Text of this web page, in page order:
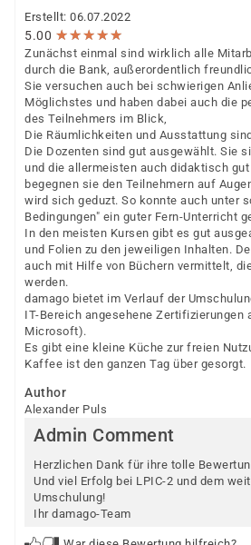
Erstellt: 06.07.2022
5.00 ★★★★★
★★★★★
Zunächst einmal sind wirklich alle
durch die Bank, außerordentlich
Sie versuchen auch bei schwierigen
Möglichstes und haben dabei auch die
des Teilnehmers im Blick,
Die Räumlichkeiten und Ausstattung
Die Dozenten sind gut ausgewählt. Sie
und die allermeisten auch didaktisch
begegnen sie den Teilnehmern auf
wird sich geduzt. So konnte auch unter
Bedingungen" ein guter Fern-Unterricht
In den meisten Kursen gibt es gut
und Folien zu den jeweiligen Inhalten.
auch mit Hilfe von Büchern vermittelt,
werden.
damago bietet im Verlauf der
IT-Bereich angesehene Zertifizierungen
Microsoft).
Es gibt eine kleine Küche zur freien
Kaffee ist den ganzen Tag über gesorgt.
Author
Alexander Puls
Admin Comment
Herzlichen Dank für ihre tolle
Und viel Erfolg bei LPIC-2 und dem
Umschulung!
Ihr damago-Team